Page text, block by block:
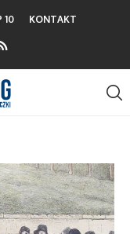
10 KONTAKT